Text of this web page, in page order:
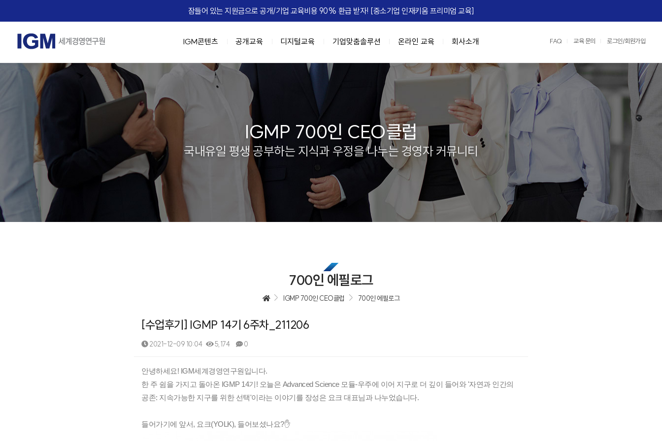
잠들어 있는 지원금으로 공개/기업 교육비용 90% 환급 받자! [중소기업 인재키움 프리미엄 교육]​
FAQ 교육 문의 로그인/회원가입
IGM콘텐츠
IGM 강의 맛보기 IGM 인사이트 HRD Seminar
공개교육
경영 최고위 / 임원과정
IGM 트렌드 조찬
협상최고위 과정(NCP)
유니콘 양성 Scale-up CEO Club
승진자 교육과정
임원 승진자 과정 (8NEEDs Plus)
팀장 승진자 과정 (STORM)
계층별 교육과정
고위임원 과정(7Wings for executive)
차장/부장 과정 (CURV:E)
팀장급 리더 과정(파워싱크)
과장/핵심인재 과정 (하이퍼포머 김과장)
신입사원~근속3년차 과정 (슈퍼주니어)
협상최고위 과정(NCP)
협상의 10계명 과정
직무역량 교육과정
성과평가의 기술
족집게 면접관 과정
세일즈 과정(B2B세일즈 & 커뮤니케이션)
핵심인재 MBA 과정 (9-Week MBA)
디지털 교육과정
[인기] C-Level을 위한 생성형AI 과정
[인기] 클로드 에이전트 기반 업무혁명 과정
[신규] 팀장을 위한 생성형 AI 활용 과정
Google Looker 실전 대시보드 구축 과정
☞ IGM 공개교육 한눈에 보기
디지털교육
교육생 Real Voice
기업 맞춤교육 성공사례
AX 기업맞춤
Copilot 오피스 자동화
BI 데이터 기반 의사결정
Azure 기반 클라우드 전문 인재 육성
협업,생산성 향상(Google Workspace, M365)
정부지원교육
중소기업 인재키움 훈련 지원 과정
매치업 클라우드 설계 전문가
클라우드 네이티브 전문가 도약캠프
산업맞춤형 혁신바우처 교육
기업맞춤솔루션
기업맞춤형 교육 솔루션
IGM EDU X
협상
가치관 경영
전략/비즈니스 모델
HR/조직문화
에듀솔빙
B2B세일즈, 비즈니스하라
IGM FLEX
리더십 진단 및 디브리핑
진단 기반의 역량 향상 교육
맞춤형 특강/워크숍
맞춤형 특강
팀:노베이션(Team:novation)
세일즈 협상
Coaching Solution
그룹 코칭(Hybrid Coaching)
1:1 코칭
☞ 대한민국 초우량 기업의 선택, IGM
온라인 교육
Micro Learning(IGM Bizcuit)
Bizcuit 소개
IGM Virtual Campus 등록
IGM x Udemy
KEARNEY Insight Forum 65th
실시간 Live 교육
[리더십/일반] 의사결정, 실패를 줄여라
[리더십/일반] Adaptive Leadership
[리더십/스킬] 칭찬 엣지있게 하는 법
[리더십/스킬] 건강한 조직정치의 예술
[리더십/스킬] Change Management
[리더십/멘탈] Bounce-back Leadership
[조직문화] 두려움 없는 조직
[조직문화] 갈등, 거침없이 즐겨라!
[조직문화] 협업모드 : ON
[성과관리] 무엇이 성과를 이끄는가
[성과관리] Feed 'NOW'
[성과관리] 성과평가피드백
[전략] Risk Intelligence
[전략] 전략 실행 리더십
[ISSUE] ESG Transformation
[성과관리] Team Tool, OKR
IGM 영상제작
레퍼런스
교육영상제작 서비스
스튜디오 서비스
회사소개
IGM 소개
역사
교수진
오시는 길
News
IGM Career
공간임대 문의
연수원 서비스
2026 지식멤버십
IGMP 700인 CEO클럽
국내유일 평생 공부하는 지식과 우정을 나누는 경영자 커뮤니티
700인 에필로그
IGMP 700인 CEO클럽 700인 에필로그
[수업후기] IGMP 14기 6주차_211206
2021-12-09 10:04 5,174 0
본문
안녕하세요! IGM세계경영연구원입니다.
한 주 쉼을 가지고 돌아온 IGMP 14기! 오늘은 Advanced Science 모듈-우주에 이어 지구로 더 깊이 들어와 '자연과 인간의
공존: 지속가능한 지구를 위한 선택'이라는 이야기를 장성은 요크 대표님과 나누었습니다.
들어가기에 앞서, 요크(YOLK), 들어보셨나요?✋